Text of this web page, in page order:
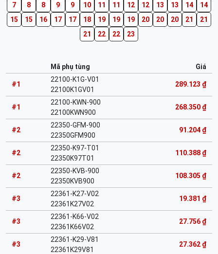
7
8 8 9 9 10 11 11 12 12 13 13 14
14
15
15 16 17 17 18 19 19 19 20 20 20 21
21
21
22 22 23
Mã phụ tùng Giá
#1
22100-K1G-V01
22100K1GV01
289.123 ₫
#1
22100-KWN-900
22100KWN900
268.350 ₫
#2
22350-GFM-900
22350GFM900
91.204 ₫
#2
22350-K97-T01
22350K97T01
110.388 ₫
#2
22350-KVB-900
22350KVB900
108.305 ₫
#3
22361-K27-V02
22361K27V02
19.381 ₫
#3
22361-K66-V02
22361K66V02
27.756 ₫
#3
22361-K29-V81
22361K29V81
27.362 ₫